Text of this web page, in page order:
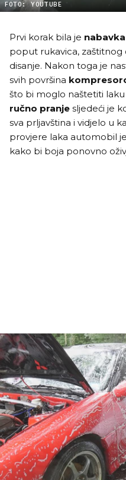
FOTO: YOUTUBE
Prvi korak bila je
poput rukavica, zaštitnog
disanje. Nakon toga je
svih površina
što bi moglo naštetiti
ručno pranje sljedeći je
sva prljavština i vidjelo u
provjere laka automobil
kako bi boja ponovno